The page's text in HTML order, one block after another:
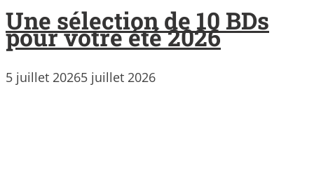
Une sélection de 10 BDs
pour votre été 2026
5 juillet 20265 juillet 2026